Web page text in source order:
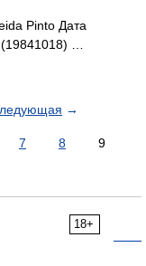
Pinto Дата
…
→
7 8
9
18+